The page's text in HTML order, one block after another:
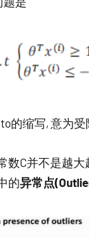
的缩写, 意为
数C并不是越大
的异常点